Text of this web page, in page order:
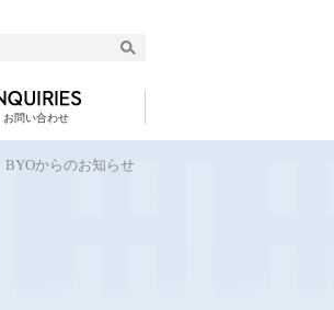
お問い合わせ
BYOからのお知らせ